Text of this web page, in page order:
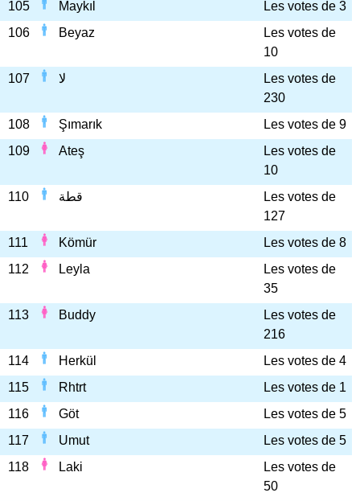
105 Maykıl
Les votes de 3
106
Beyaz
Les votes de
10
107
لا
Les votes de
230
108
Şımarık
Les votes de 9
109
Ateş
Les votes de
10
110
قطة
Les votes de
127
111
Kömür
Les votes de 8
112
Leyla
Les votes de
35
113
Buddy
Les votes de
216
114
Herkül
Les votes de 4
115
Rhtrt
Les votes de 1
116
Göt
Les votes de 5
117
Umut
Les votes de 5
118
Laki
Les votes de
50